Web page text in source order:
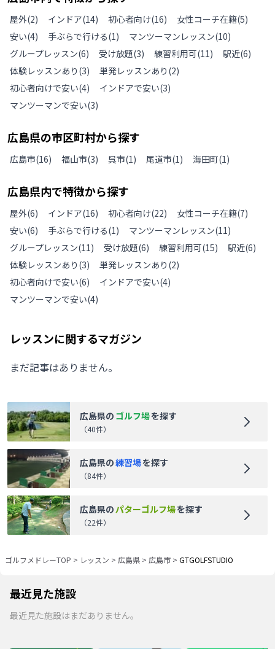
屋外(2) インドア(14) 初心者向け(16) 女性コーチ在籍(5)
安い(4) 手ぶらで行ける(1) マンツーマンレッスン(10)
グループレッスン(6) 受け放題(3) 練習利用可(11) 駅近(6)
体験レッスンあり (3) 単発レッスンあり (2)
初心者向けで安い(4) インドアで安い(3)
マンツーマンで安い(3)
広島県の市区町村から探す
広島市(16) 福山市(3) 呉市(1) 尾道市(1) 海田町(1)
広島県内で特徴から探す
屋外(6) インドア(16) 初心者向け(22) 女性コーチ在籍(7)
安い(6) 手ぶらで行ける(1) マンツーマンレッスン(11)
グループレッスン(11) 受け放題(6) 練習利用可(15) 駅近(6)
体験レッスンあり (3) 単発レッスンあり (2)
初心者向けで安い(6) インドアで安い(4)
マンツーマンで安い(4)
レッスンに関するマガジン
まだ記事はありません。
広島県の ゴルフ場を探す
（40件）
広島県の練習場を探す
（84件）
広島県のパターゴルフ場を探す
（22件）
ゴルフメドレーTOP > レッスン > 広島県 > 広島市 > GTGOLFSTUDIO
最近見た施設
最近見た施設はまだありません。